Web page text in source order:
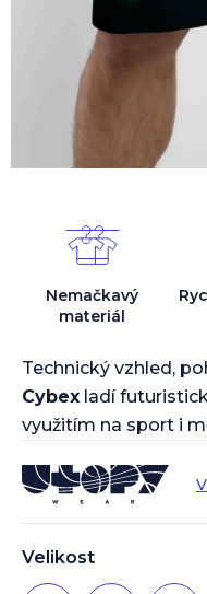
Velikost
Technický vzhled,
Cybex ladí
využitím na sport i
Nemačkavý
materiál